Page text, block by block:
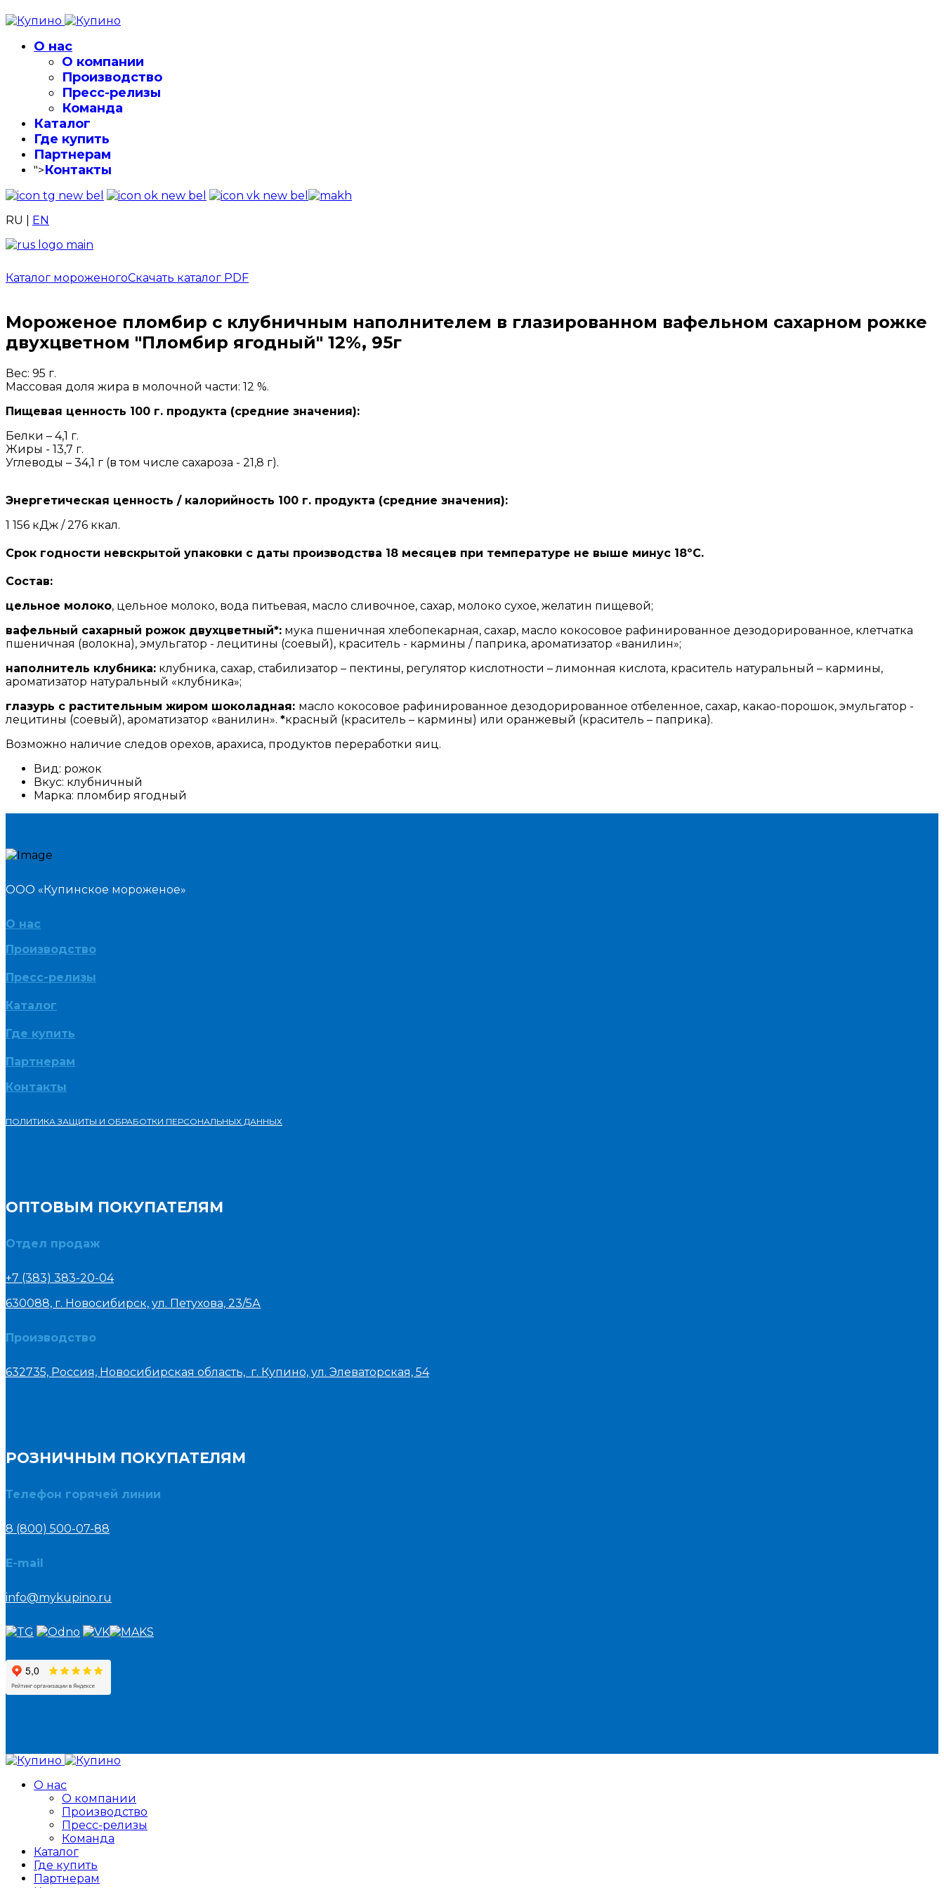
О нас
О компании
Производство
Пресс-релизы
Команда
Каталог
Где купить
Партнерам
">Контакты
RU EN
Каталог мороженогоСкачать каталог PDF
Мороженое пломбир с клубничным наполнителем в глазированном вафельном сахарном рожке
двухцветном "Пломбир ягодный" 12%, 95г
Вес: 95 г.
Массовая доля жира в молочной части: 12 %.
Пищевая ценность 100 г. продукта (средние значения):
Белки – 4,1 г.
Жиры - 13,7 г.
Углеводы – 34,1 г (в том числе сахароза - 21,8 г).
Энергетическая ценность / калорийность 100 г. продукта (средние значения):
1 156 кДж / 276 ккал.
Срок годности невскрытой упаковки с даты производства 18 месяцев при температуре не выше минус 18ºС.
Состав:
цельное молоко, цельное молоко, вода питьевая, масло сливочное, сахар, молоко сухое, желатин пищевой;
вафельный сахарный рожок двухцветный*: мука пшеничная хлебопекарная, сахар, масло кокосовое рафинированное дезодорированное, клетчатка
пшеничная (волокна), эмульгатор - лецитины (соевый), краситель - кармины / паприка, ароматизатор «ванилин»;
наполнитель клубника: клубника, сахар, стабилизатор – пектины, регулятор кислотности – лимонная кислота, краситель натуральный – кармины,
ароматизатор натуральный «клубника»;
глазурь с растительным жиром шоколадная: масло кокосовое рафинированное дезодорированное отбеленное, сахар, какао-порошок, эмульгатор -
лецитины (соевый), ароматизатор «ванилин». *красный (краситель – кармины) или оранжевый (краситель – паприка).
Возможно наличие следов орехов, арахиса, продуктов переработки яиц.
Вид: рожок
Вкус: клубничный
Марка: пломбир ягодный
ООО «Купинское мороженое»
О нас
Производство
Пресс-релизы
Каталог
Где купить
Партнерам
Контакты
ПОЛИТИКА ЗАЩИТЫ И ОБРАБОТКИ ПЕРСОНАЛЬНЫХ ДАННЫХ
ОПТОВЫМ ПОКУПАТЕЛЯМ
Отдел продаж
+7 (383) 383-20-04
630088, г. Новосибирск, ул. Петухова, 23/5А
Производство
632735, Россия, Новосибирская область, г. Купино, ул. Элеваторская, 54
РОЗНИЧНЫМ ПОКУПАТЕЛЯМ
Телефон горячей линии
8 (800) 500-07-88
E-mail
info@mykupino.ru
О нас
О компании
Производство
Пресс-релизы
Команда
Каталог
Где купить
Партнерам